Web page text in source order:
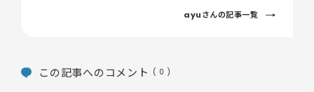
ayuさんの記事一覧
この記事へのコメント ( 0 )